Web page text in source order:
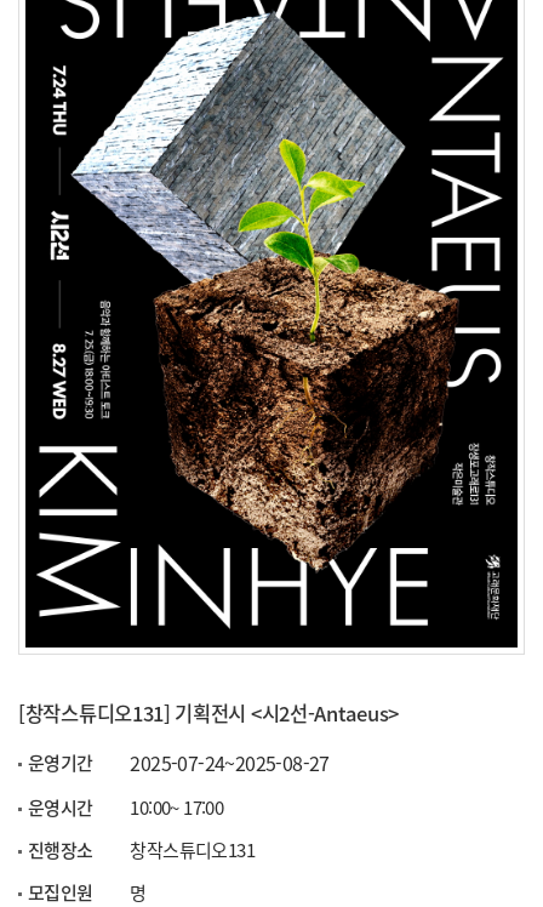
[창작스튜디오131] 기획전시 <시2선-Antaeus>
운영기간 2025-07-24~2025-08-27
운영시간
10:00~ 17:00
진행장소
창작스튜디오131
모집인원
명